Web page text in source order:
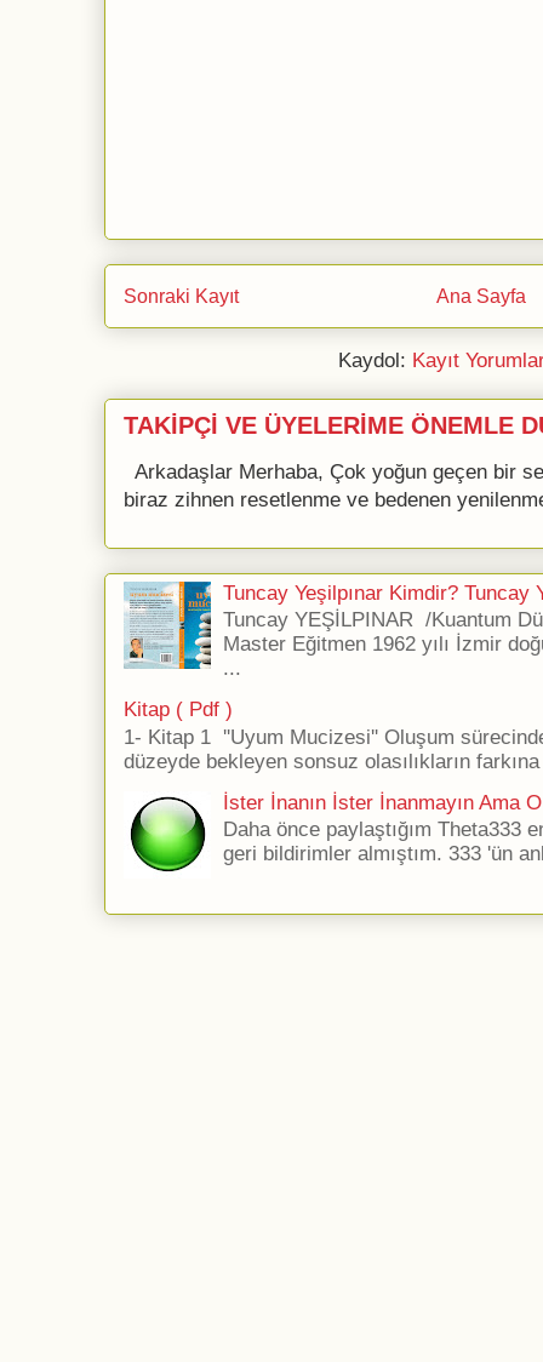
Sonraki Kayıt Ana Sayfa
Kaydol: Kayıt
TAKİPÇİ VE ÜYELERİME ÖNEMLE
Arkadaşlar Merhaba, Çok yoğun geçen bir
biraz zihnen resetlenme ve bedenen
Tuncay Yeşilpınar Kimdir? Tuncay
Tuncay YEŞİLPINAR /Kuantum
Master Eğitmen 1962 yılı İzmir
...
Kitap ( Pdf )
1- Kitap 1 ''Uyum Mucizesi'' Oluşum
düzeyde bekleyen sonsuz olasılıkların
İster İnanın İster İnanmayın Ama
Daha önce paylaştığım Theta333
geri bildirimler almıştım. 333 'ün